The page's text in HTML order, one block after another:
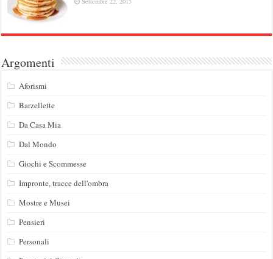
Argomenti
Aforismi
Barzellette
Da Casa Mia
Dal Mondo
Giochi e Scommesse
Impronte, tracce dell'ombra
Mostre e Musei
Pensieri
Personali